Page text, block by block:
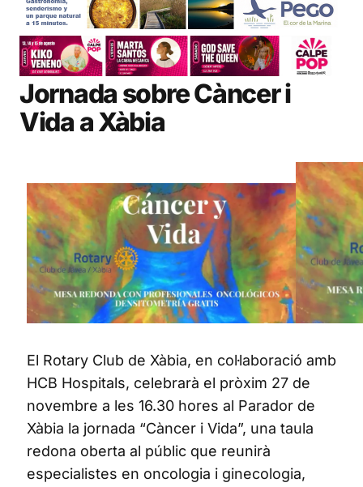
Jornada sobre Càncer i
Vida a Xàbia
El Rotary Club de Xàbia, en col·laboració amb
HCB Hospitals, celebrarà el pròxim 27 de
novembre a les 16.30 hores al Parador de
Xàbia la jornada “Càncer i Vida”, una taula
redona oberta al públic que reunirà
especialistes en oncologia i ginecologia,